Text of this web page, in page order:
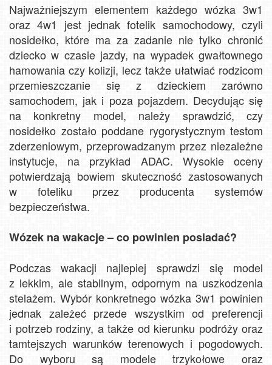
Najważniejszym elementem każdego wózka 3w1
oraz 4w1 jest jednak fotelik samochodowy, czyli
nosidełko, które ma za zadanie nie tylko chronić
dziecko w czasie jazdy, na wypadek gwałtownego
hamowania czy kolizji, lecz także ułatwiać rodzicom
przemieszczanie się z dzieckiem zarówno
samochodem, jak i poza pojazdem. Decydując się
na konkretny model, należy sprawdzić, czy
nosidełko zostało poddane rygorystycznym testom
zderzeniowym, przeprowadzanym przez niezależne
instytucje, na przykład ADAC. Wysokie oceny
potwierdzają bowiem skuteczność zastosowanych
w foteliku przez producenta systemów
bezpieczeństwa.
Wózek na wakacje – co powinien posiadać?
Podczas wakacji najlepiej sprawdzi się model
z lekkim, ale stabilnym, odpornym na uszkodzenia
stelażem. Wybór konkretnego wózka 3w1 powinien
jednak zależeć przede wszystkim od preferencji
i potrzeb rodziny, a także od kierunku podróży oraz
tamtejszych warunków terenowych i pogodowych.
Do wyboru są modele trzykołowe oraz